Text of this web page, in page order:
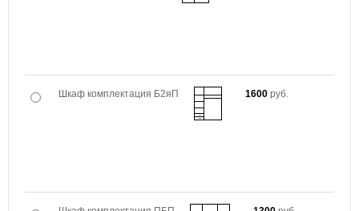
Шкаф комплектация Б2яП 1600 руб.